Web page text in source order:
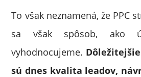
To však neznamená, že PPC
sa však spôsob, ako
vyhodnocujeme.
sú dnes kvalita leadov,